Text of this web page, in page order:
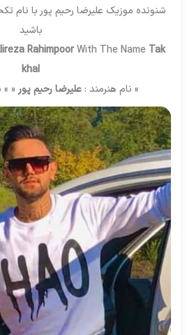
شنونده موزیک علیرضا رحیم پور با نام
باشید
RahimpoorWith The Name Tak
khal
» نام هنرمند :علیرضا رحیم پور« »